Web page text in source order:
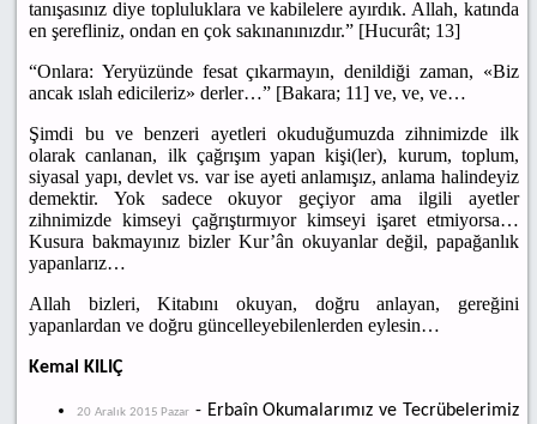
tanışasınız diye topluluklara ve kabilelere ayırdık. Allah, katında
en şerefliniz, ondan en çok sakınanınızdır.” [Hucurât; 13]
“Onlara: Yeryüzünde fesat çıkarmayın, denildiği zaman, «Biz
ancak ıslah edicileriz» derler…” [Bakara; 11] ve, ve, ve…
Şimdi bu ve benzeri ayetleri okuduğumuzda zihnimizde ilk
olarak canlanan, ilk çağrışım yapan kişi(ler), kurum, toplum,
siyasal yapı, devlet vs. var ise ayeti anlamışız, anlama halindeyiz
demektir. Yok sadece okuyor geçiyor ama ilgili ayetler
zihnimizde kimseyi çağrıştırmıyor kimseyi işaret etmiyorsa…
Kusura bakmayınız bizler Kur’ân okuyanlar değil, papağanlık
yapanlarız…
Allah bizleri, Kitabını okuyan, doğru anlayan, gereğini
yapanlardan ve doğru güncelleyebilenlerden eylesin…
Kemal KILIÇ
20 Aralık 2015 Pazar - Erbaîn Okumalarımız ve Tecrübelerimiz